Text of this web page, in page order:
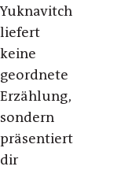
Yuknavitch
liefert
keine
geordnete
Erzählung,
sondern
präsentiert
dir